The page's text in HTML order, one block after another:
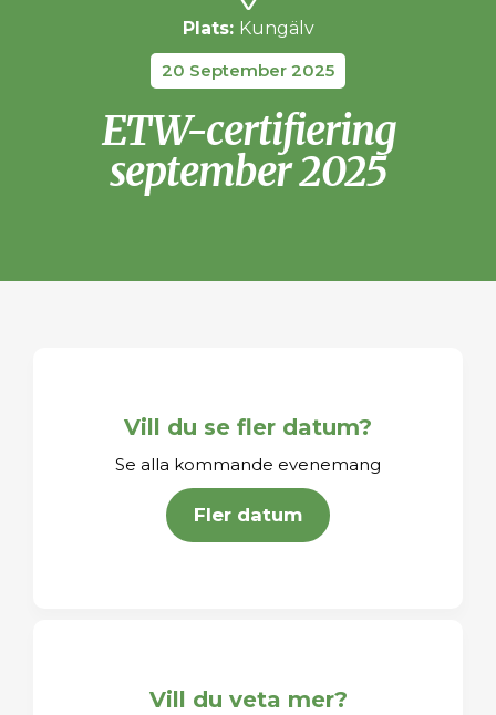
Plats: Kungälv
20 September 2025
ETW-certifiering
september 2025
Vill du se fler datum?
Se alla kommande evenemang
Fler datum
Vill du veta mer?